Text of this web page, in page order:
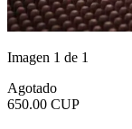
Imagen 1 de 1
Agotado
650.00 CUP